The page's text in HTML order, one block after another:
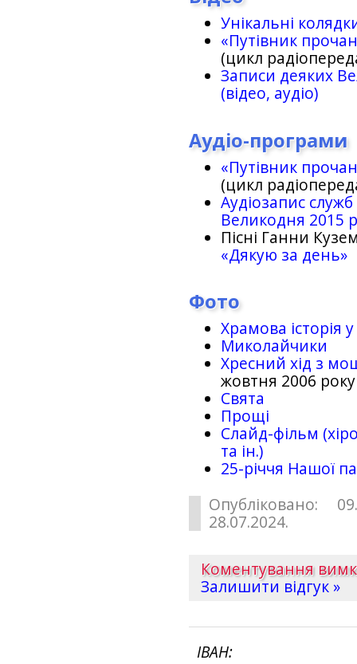
Унікальні
«Путівник
(цикл
Записи деяких
(відео, аудіо)
Аудіо-програми
«Путівник
(цикл
Аудіозапис
Великодня 2015
Пісні Ганни
«Дякую за день»
Фото
Храмова історія
Миколайчики
Хресний хід з
жовтня 2006 року
Свята
Прощі
Слайд-фільм
та ін.)
25-рiччя Нашої
Опубліковано:
28.07.2024.
Коментування
Залишити відгук »
ІВАН